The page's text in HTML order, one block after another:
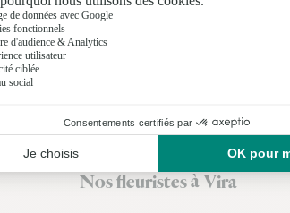
Nos fleuristes à Vira